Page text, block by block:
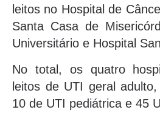
leitos no Hospital de
Santa Casa de
Universitário e Hospital
No total, os quatro
leitos de UTI geral
10 de UTI pediátrica e 45